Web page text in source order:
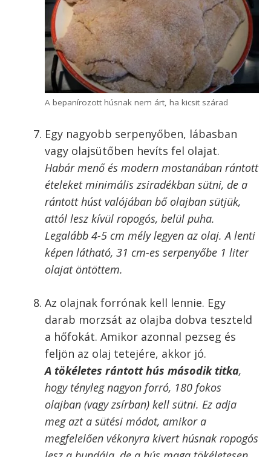
Hagyományos liszt-tojás-zsemlemorzsa panír a rántott
hús alapja
A bepanírozott hússzeleteket tedd egy
tányérra. Jót tesz neki, ha áll egy
keveset, mert megszárad a bunda, és
kevésbé lesz sérülékeny sütés közben.
A bepanírozott húsnak nem árt, ha kicsit szárad
Egy nagyobb serpenyőben, lábasban